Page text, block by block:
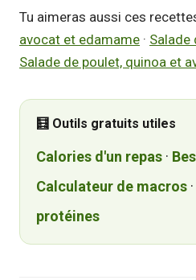
Tu aimeras aussi ces
avocat et edamame · Salade
Salade de poulet, quinoa et
🧮 Outils gratuits utiles
Calories d'un repas ·
Calculateur de macros ·
protéines